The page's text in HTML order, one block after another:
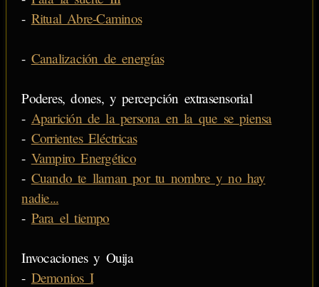
- Ritual Abre-Caminos
- Canalización de energías
Poderes, dones, y percepción extrasensorial
- Aparición de la persona en la que se piensa
- Corrientes Eléctricas
- Vampiro Energético
- Cuando te llaman por tu nombre y no hay
nadie...
- Para el tiempo
Invocaciones y Ouija
- Demonios I